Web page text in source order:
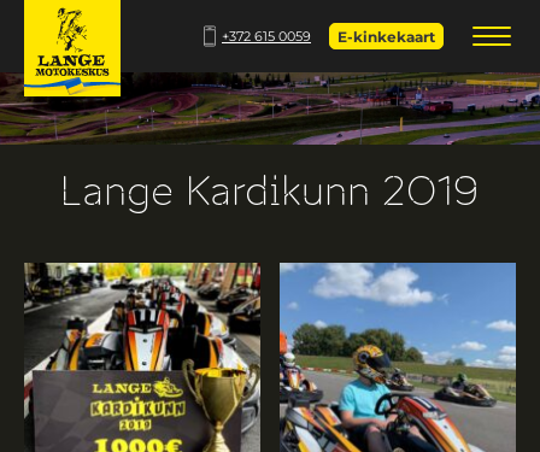
+372 615 0059 E-kinkekaart
Lange Kardikunn 2019